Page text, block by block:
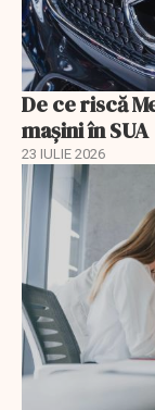
De ce riscă
mașini în SUA
23 IULIE 2026